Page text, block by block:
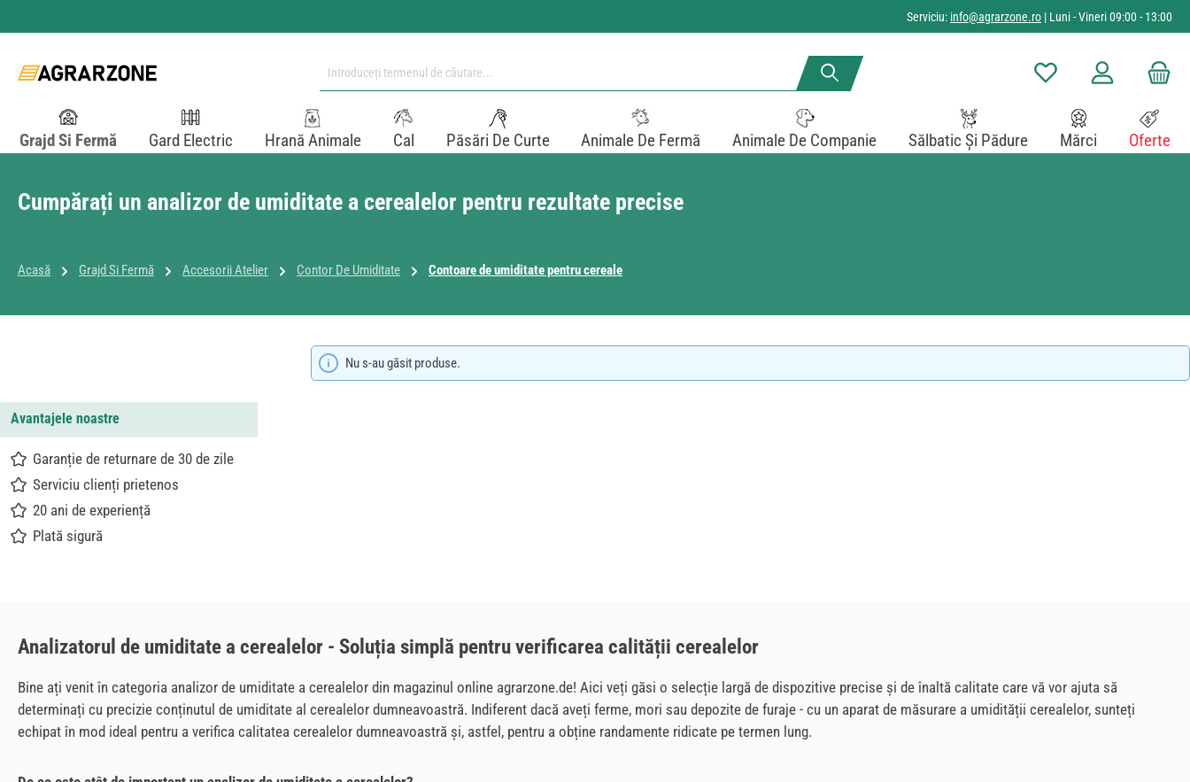
Serviciu: info@agrarzone.ro | Luni - Vineri 09:00 - 13:00
Aveți 0 articole din lista
Grajd Si Fermă Gard Electric Hrană Animale Cal Păsări De Curte Animale De Fermă Animale De Companie Sălbatic Și Pădure Mărci Oferte
Cumpărați un analizor de umiditate a cerealelor pentru rezultate precise
Acasă Grajd Si Fermă Accesorii Atelier Contor De Umiditate Contoare de umiditate pentru cereale
Avantajele noastre
Garanție de returnare de 30 de zile
Serviciu clienți prietenos
20 ani de experiență
Plată sigură
Nu s-au găsit produse.
Analizatorul de umiditate a cerealelor - Soluția simplă pentru verificarea calității cerealelor
Bine ați venit în categoria analizor de umiditate a cerealelor din magazinul online agrarzone.de! Aici veți găsi o selecție largă de dispozitive precise și de înaltă calitate care vă vor ajuta să
determinați cu precizie conținutul de umiditate al cerealelor dumneavoastră. Indiferent dacă aveți ferme, mori sau depozite de furaje - cu un aparat de măsurare a umidității cerealelor, sunteți
echipat în mod ideal pentru a verifica calitatea cerealelor dumneavoastră și, astfel, pentru a obține randamente ridicate pe termen lung.